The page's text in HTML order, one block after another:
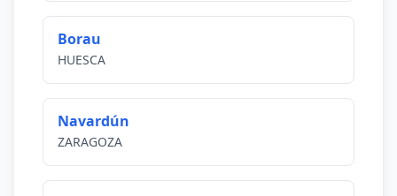
Borau
HUESCA
Navardún
ZARAGOZA